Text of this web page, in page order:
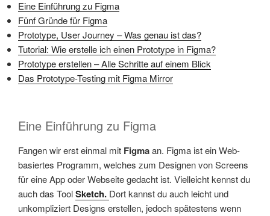
Eine Einführung zu Figma
Fünf Gründe für Figma
Prototype, User Journey – Was genau ist das?
Tutorial: Wie erstelle ich einen Prototype in Figma?
Prototype erstellen – Alle Schritte auf einem Blick
Das Prototype-Testing mit Figma Mirror
Eine Einführung zu Figma
Fangen wir erst einmal mit Figmaan. Figma ist ein Web-
basiertes Programm, welches zum Designen von Screens
für eine App oder Webseite gedacht ist. Vielleicht kennst du
auch das ToolSketch. Dort kannst du auch leicht und
unkompliziert Designs erstellen, jedoch spätestens wenn